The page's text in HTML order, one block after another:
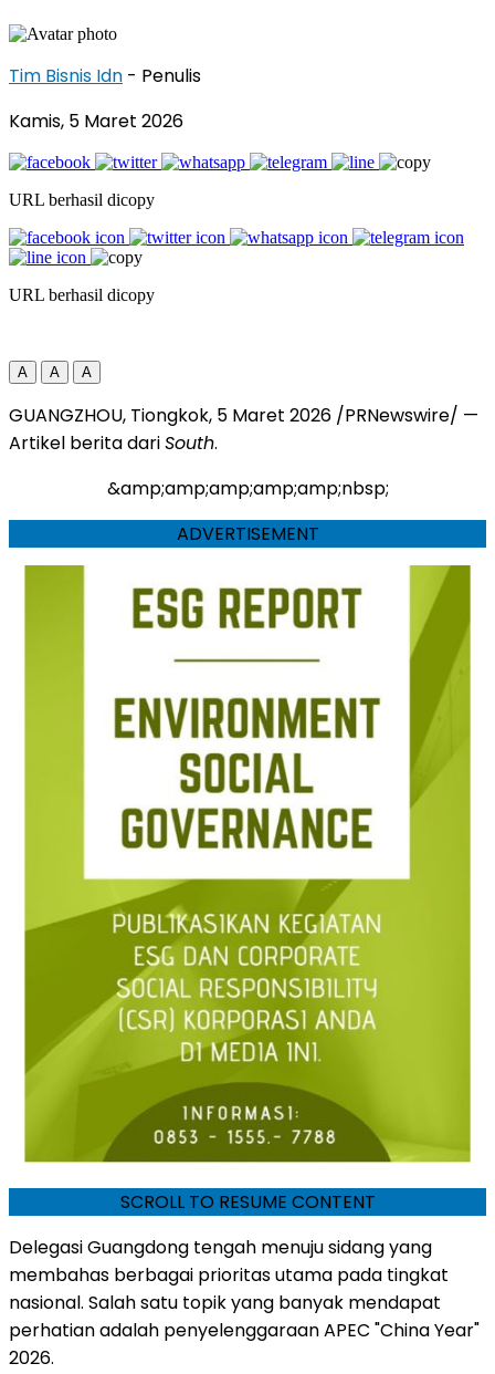
Tim Bisnis Idn - Penulis
Kamis, 5 Maret 2026
URL berhasil dicopy
URL berhasil dicopy
A A A
GUANGZHOU, Tiongkok, 5 Maret 2026 /PRNewswire/ —
Artikel berita dariSouth.
&amp;amp;amp;amp;amp;nbsp;
ADVERTISEMENT
SCROLL TO RESUME CONTENT
Delegasi Guangdong tengah menuju sidang yang
membahas berbagai prioritas utama pada tingkat
nasional. Salah satu topik yang banyak mendapat
perhatian adalah penyelenggaraan APEC "China Year"
2026.